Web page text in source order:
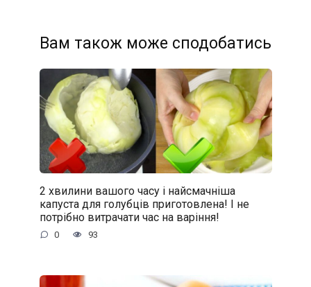
Вам також може сподобатись
2 хвилини вашого часу і найсмачніша
капуста для голубців приготовлена! І не
потрібно витрачати час на варіння!
0 93